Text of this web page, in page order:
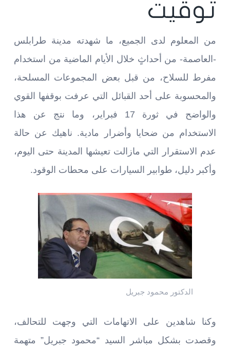
توقيت
من المعلوم لدى الجميع، ما شهدته مدينة طرابلس
-العاصمة- من أحداثٍ خلال الأيام الماضية من استخدام
مفرط للسلاح، من قبل بعض المجموعات المسلحة،
والمحسوبة على أحد القبائل التي عرفت بوقفها القوي
والواضح في ثورة 17 فبراير، وما نتج عن هذا
الاستخدام من ضحايا وأضرار مادية. ناهيك عن حالة
عدم الاستقرار التي مازالت تعيشها المدينة حتى اليوم،
وأكبر دليل، طوابير السيارات على محطات الوقود.
الدكتور محمود جبريل
وكنا شاهدين على الاتهامات التي وجهت للتحالف،
وقصدت بشكل مباشر السيد “محمود جبريل” متهمة